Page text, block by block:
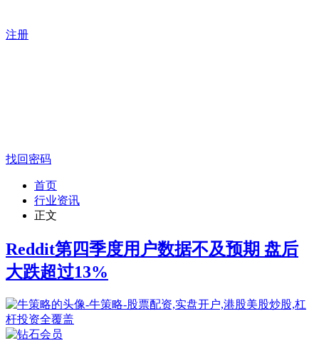
注册
找回密码
首页
行业资讯
正文
Reddit第四季度用户数据不及预期 盘后
大跌超过13%